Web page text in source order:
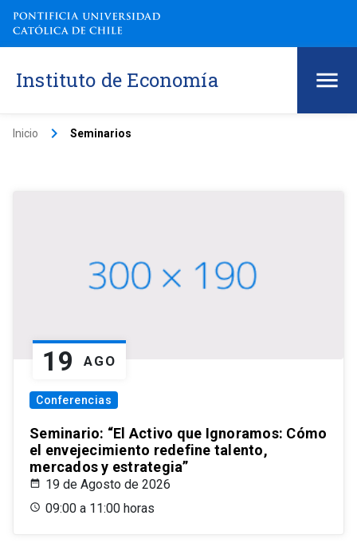
Instituto de Economía
Inicio keyboard_arrow_right Seminarios
19 AGO
Conferencias
Seminario: “El Activo que Ignoramos: Cómo
el envejecimiento redefine talento,
mercados y estrategia”
19 de Agosto de 2026
09:00 a 11:00 horas